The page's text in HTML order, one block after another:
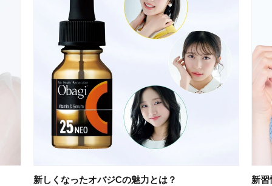
新しくなったオバジCの魅力とは？ 新習